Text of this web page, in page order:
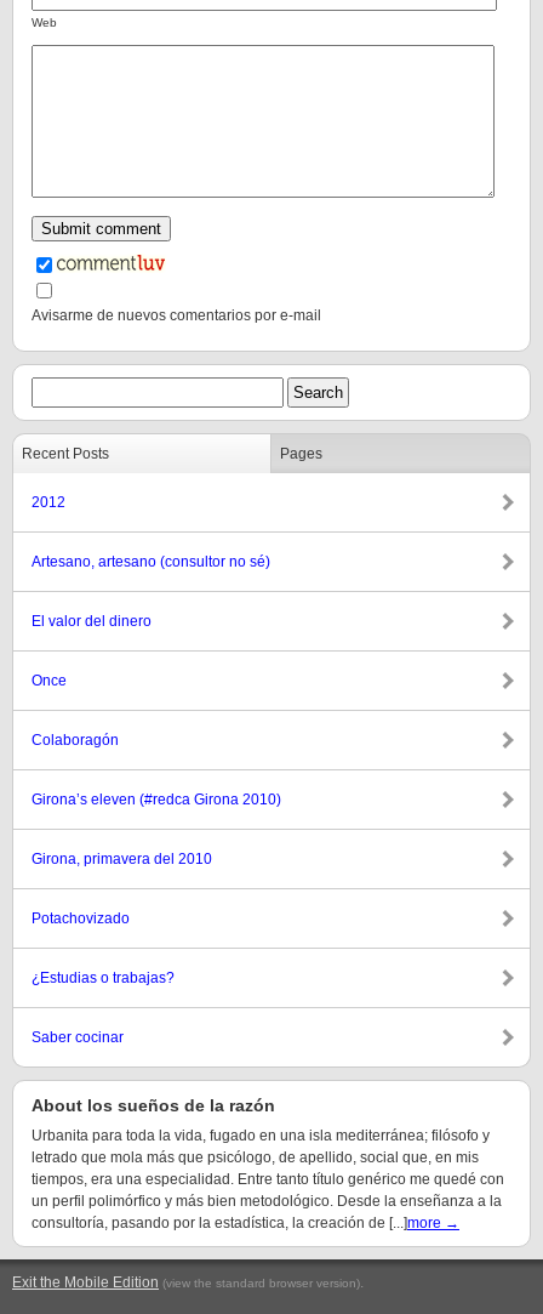
Web
Avisarme de nuevos comentarios por e-mail
Recent Posts Pages
2012
Artesano, artesano (consultor no sé)
El valor del dinero
Once
Colaboragón
Girona’s eleven (#redca Girona 2010)
Girona, primavera del 2010
Potachovizado
¿Estudias o trabajas?
Saber cocinar
About los sueños de la razón
Urbanita para toda la vida, fugado en una isla mediterránea; filósofo y
letrado que mola más que psicólogo, de apellido, social que, en mis
tiempos, era una especialidad. Entre tanto título genérico me quedé con
un perfil polimórfico y más bien metodológico. Desde la enseñanza a la
consultoría, pasando por la estadística, la creación de [...]more →
Exit the Mobile Edition (view the standard browser version).